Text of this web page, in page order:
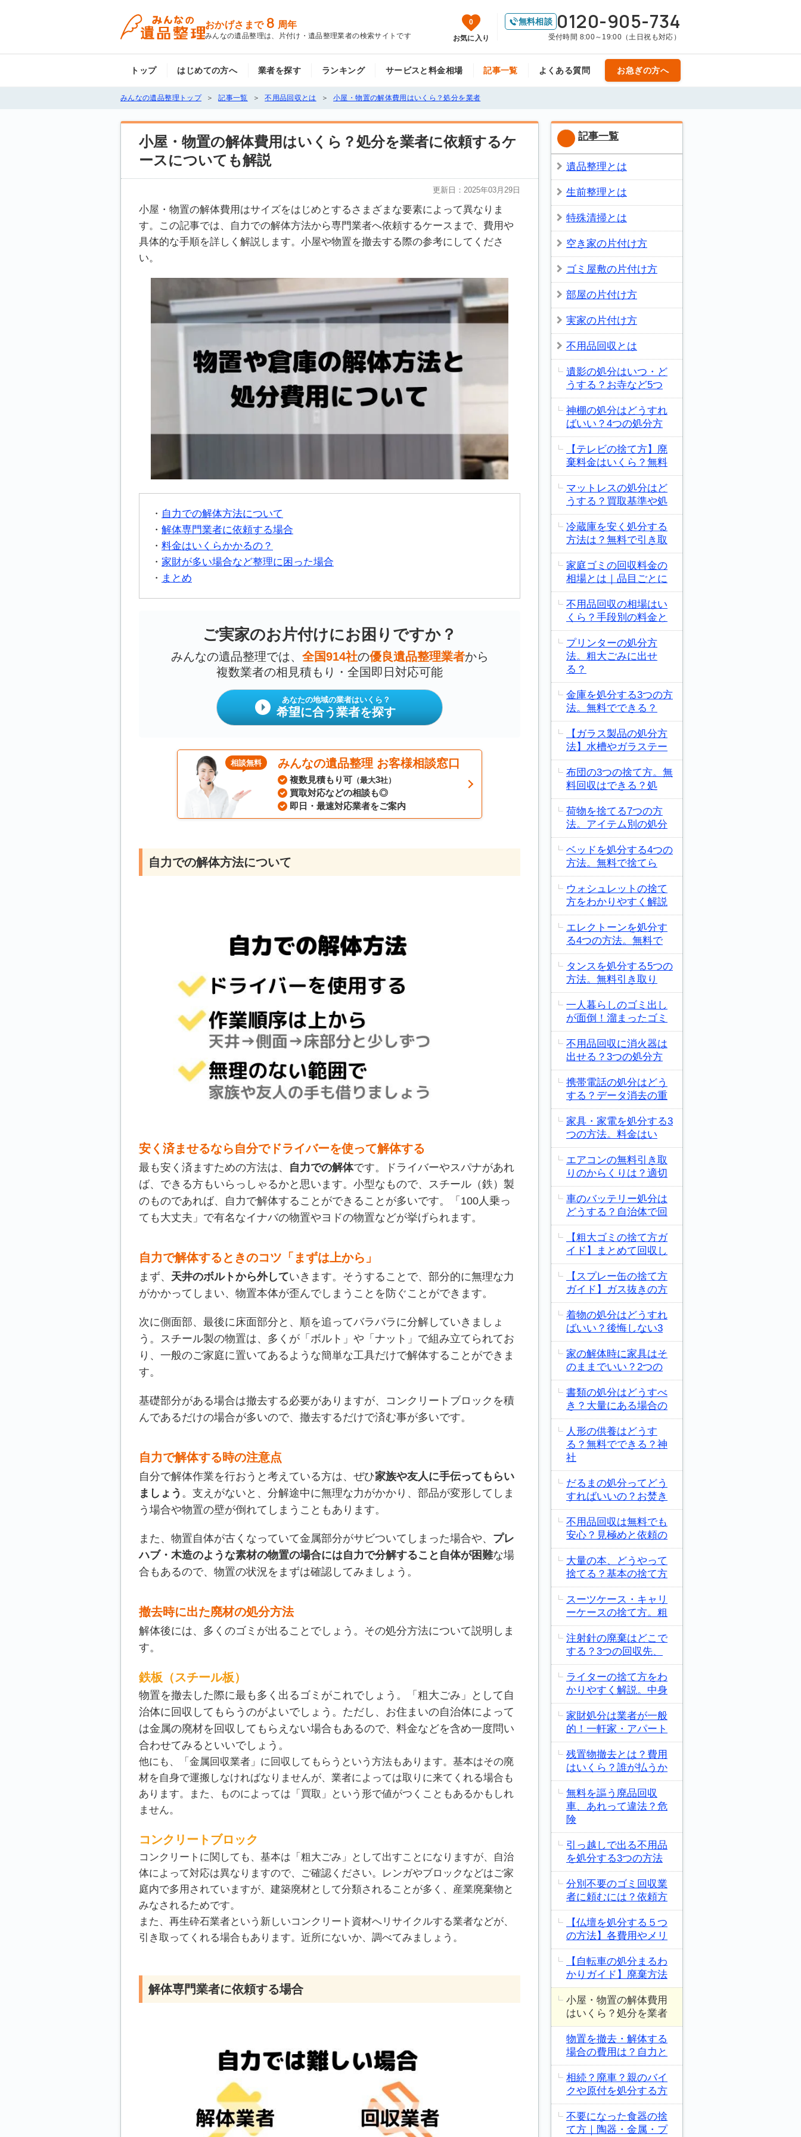
おかげさまで 8 周年
みんなの遺品整理は、片付け・遺品整理業者の検索サイトです
0
お気に入り
無料相談 0120-905-734
受付時間 8:00～19:00（土日祝も対応）
トップ はじめての方へ 業者を探す ランキング サービスと料金相場 記事一覧 よくある質問 お急ぎの方へ
みんなの遺品整理トップ 記事一覧 不用品回収とは 小屋・物置の解体費用はいくら？処分を業者
小屋・物置の解体費用はいくら？処分を業者に依頼するケ
ースについても解説
更新日： 2025年03月29日
小屋・物置の解体費用はサイズをはじめとするさまざまな要素によって異なりま
す。この記事では、自力での解体方法から専門業者へ依頼するケースまで、費用や
具体的な手順を詳しく解説します。小屋や物置を撤去する際の参考にしてくださ
い。
自力での解体方法について
解体専門業者に依頼する場合
料金はいくらかかるの？
家財が多い場合など整理に困った場合
まとめ
ご実家のお片付けにお困りですか？
みんなの遺品整理では、 全国914社の優良遺品整理業者から
複数業者の相見積もり・全国即日対応可能
あなたの地域の業者はいくら？
希望に合う業者を探す
みんなの遺品整理 お客様相談窓口
相談無料
複数見積もり可 （最大3社）
買取対応などの相談も◎
即日・最速対応業者をご案内
自力での解体方法について
安く済ませるなら自分でドライバーを使って解体する
最も安く済ますための方法は、 自力での解体です。ドライバーやスパナがあれ
ば、できる方もいらっしゃるかと思います。小型なもので、スチール（鉄）製
のものであれば、自力で解体することができることが多いです。「100人乗っ
ても大丈夫」で有名なイナバの物置やヨドの物置などが挙げられます。
自力で解体するときのコツ「まずは上から」
まず、 天井のボルトから外していきます。そうすることで、部分的に無理な力
がかかってしまい、物置本体が歪んでしまうことを防ぐことができます。
次に側面部、最後に床面部分と、順を追ってバラバラに分解していきましょ
う。スチール製の物置は、多くが「ボルト」や「ナット」で組み立てられてお
り、一般のご家庭に置いてあるような簡単な工具だけで解体することができま
す。
基礎部分がある場合は撤去する必要がありますが、コンクリートブロックを積
んであるだけの場合が多いので、撤去するだけで済む事が多いです。
自力で解体する時の注意点
自分で解体作業を行おうと考えている方は、ぜひ家族や友人に手伝ってもらい
ましょう 。支えがないと、分解途中に無理な力がかかり、部品が変形してしま
う場合や物置の壁が倒れてしまうこともあります。
また、物置自体が古くなっていて金属部分がサビついてしまった場合や、 プレ
ハブ・木造のような素材の物置の場合には自力で分解すること自体が困難な場
合もあるので、物置の状況をまずは確認してみましょう。
撤去時に出た廃材の処分方法
解体後には、多くのゴミが出ることでしょう。その処分方法について説明しま
す。
鉄板（スチール板）
物置を撤去した際に最も多く出るゴミがこれでしょう。「粗大ごみ」として自
治体に回収してもらうのがよいでしょう。ただし、お住まいの自治体によって
は金属の廃材を回収してもらえない場合もあるので、料金などを含め一度問い
合わせてみるといいでしょう。
他にも、「金属回収業者」に回収してもらうという方法もあります。基本はその廃
材を自身で運搬しなければなりませんが、業者によっては取りに来てくれる場合も
あります。また、ものによっては「買取」という形で値がつくこともあるかもしれ
ません。
コンクリートブロック
コンクリートに関しても、基本は「粗大ごみ」として出すことになりますが、自治
体によって対応は異なりますので、ご確認ください。レンガやブロックなどはご家
庭内で多用されていますが、建築廃材として分類されることが多く、産業廃棄物と
みなされるためです。
また、再生砕石業者という新しいコンクリート資材へリサイクルする業者などが、
引き取ってくれる場合もあります。近所にないか、調べてみましょう。
解体専門業者に依頼する場合
記事一覧
遺品整理とは
生前整理とは
特殊清掃とは
空き家の片付け方
ゴミ屋敷の片付け方
部屋の片付け方
実家の片付け方
不用品回収とは
遺影の処分はいつ・ど
うする？お寺など5つ
神棚の処分はどうすれ
ばいい？4つの処分方
【テレビの捨て方】廃
棄料金はいくら？無料
マットレスの処分はど
うする？買取基準や処
冷蔵庫を安く処分する
方法は？無料で引き取
家庭ゴミの回収料金の
相場とは｜品目ごとに
不用品回収の相場はい
くら？手段別の料金と
プリンターの処分方
法。粗大ごみに出せ
る？
金庫を処分する3つの方
法。無料でできる？
【ガラス製品の処分方
法】水槽やガラステー
布団の3つの捨て方。無
料回収はできる？処
荷物を捨てる7つの方
法。アイテム別の処分
ベッドを処分する4つの
方法。無料で捨てら
ウォシュレットの捨て
方をわかりやすく解説
エレクトーンを処分す
る4つの方法。無料で
タンスを処分する5つの
方法。無料引き取り
一人暮らしのゴミ出し
が面倒！溜まったゴミ
不用品回収に消火器は
出せる？3つの処分方
携帯電話の処分はどう
する？データ消去の重
家具・家電を処分する3
つの方法。料金はい
エアコンの無料引き取
りのからくりは？適切
車のバッテリー処分は
どうする？自治体で回
【粗大ゴミの捨て方ガ
イド】まとめて回収し
【スプレー缶の捨て方
ガイド】ガス抜きの方
着物の処分はどうすれ
ばいい？後悔しない3
家の解体時に家具はそ
のままでいい？2つの
書類の処分はどうすべ
き？大量にある場合の
人形の供養はどうす
る？無料でできる？神
社
だるまの処分ってどう
すればいいの？お焚き
不用品回収は無料でも
安心？見極めと依頼の
大量の本、どうやって
捨てる？基本の捨て方
スーツケース・キャリ
ーケースの捨て方。粗
注射針の廃棄はどこで
する？3つの回収先、
ライターの捨て方をわ
かりやすく解説。中身
家財処分は業者が一般
的！一軒家・アパート
残置物撤去とは？費用
はいくら？誰が払うか
無料を謳う廃品回収
車、あれって違法？危
険
引っ越しで出る不用品
を処分する3つの方法
分別不要のゴミ回収業
者に頼むには？依頼方
【仏壇を処分する５つ
の方法】各費用やメリ
【自転車の処分まるわ
かりガイド】廃棄方法
小屋・物置の解体費用
はいくら？処分を業者
物置を撤去・解体する
場合の費用は？自力と
相続？廃車？親のバイ
クや原付を処分する方
不要になった食器の捨
て方｜陶器・金属・プ